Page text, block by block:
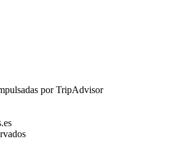
por TripAdvisor